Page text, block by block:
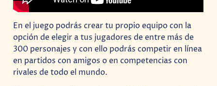
En el juego podrás crear tu propio equipo con la
opción de elegir a tus jugadores de entre más de
300 personajes y con ello podrás competir en línea
en partidos con amigos o en competencias con
rivales de todo el mundo.